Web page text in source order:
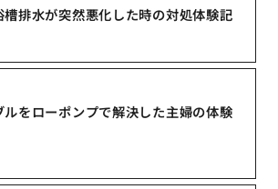
排水が突然悪化した時の対処体験記
をローポンプで解決した主婦の体験